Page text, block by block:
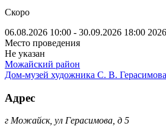
Скоро
06.08.2026 10:00 - 30.09.2026 18:00
Место проведения
Не указан
Можайский район
Дом-музей художника С. В. Герасимова
Адрес
г Можайск, ул Герасимова, д 5